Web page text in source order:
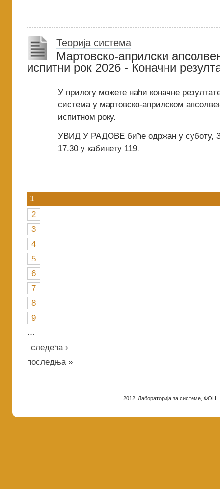
Теорија система
Мартовско-априлски
испитни рок 2026 - Коначни
У прилогу можете наћи коначне
система у мартовско-априлском
испитном року.
УВИД У РАДОВЕ биће одржан у суботу,
17.30 у кабинету 119.
1
2
3
4
5
6
7
8
9
…
следећа ›
последња »
2012. Лабораторија за системе, ФОН